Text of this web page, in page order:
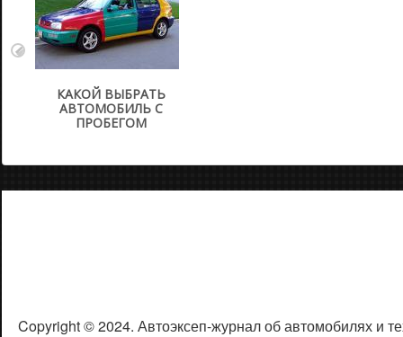
КАКОЙ ВЫБРАТЬ
АВТОМОБИЛЬ С
ПРОБЕГОМ
Copyright © 2024. Автоэксеп-журнал об автомобилях и